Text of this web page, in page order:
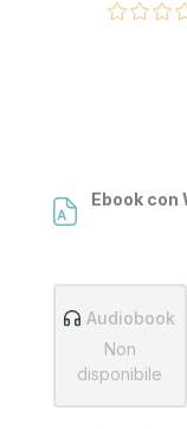
Ebook con
Audiobook
Non
disponibile